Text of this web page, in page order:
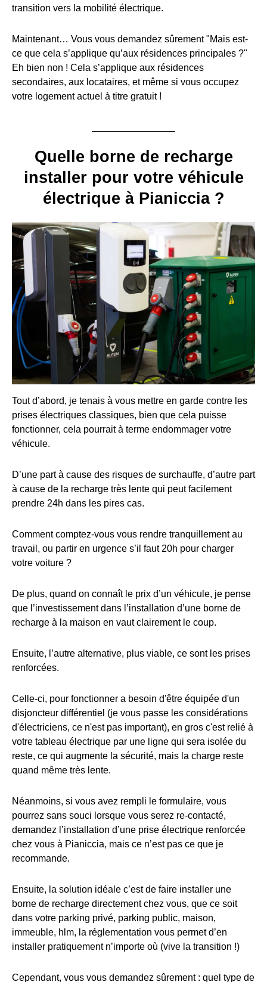
transition vers la mobilité électrique.
Maintenant… Vous vous demandez sûrement "Mais est-
ce que cela s’applique qu’aux résidences principales ?"
Eh bien non ! Cela s’applique aux résidences
secondaires, aux locataires, et même si vous occupez
votre logement actuel à titre gratuit !
Quelle borne de recharge
installer pour votre véhicule
électrique à Pianiccia ?
Tout d’abord, je tenais à vous mettre en garde contre les
prises électriques classiques, bien que cela puisse
fonctionner, cela pourrait à terme endommager votre
véhicule.
D’une part à cause des risques de surchauffe, d’autre part
à cause de la recharge très lente qui peut facilement
prendre 24h dans les pires cas.
Comment comptez-vous vous rendre tranquillement au
travail, ou partir en urgence s’il faut 20h pour charger
votre voiture ?
De plus, quand on connaît le prix d’un véhicule, je pense
que l’investissement dans l’installation d’une borne de
recharge à la maison en vaut clairement le coup.
Ensuite, l’autre alternative, plus viable, ce sont les prises
renforcées.
Celle-ci, pour fonctionner a besoin d'être équipée d'un
disjoncteur différentiel (je vous passe les considérations
d'électriciens, ce n'est pas important), en gros c'est relié à
votre tableau électrique par une ligne qui sera isolée du
reste, ce qui augmente la sécurité, mais la charge reste
quand même très lente.
Néanmoins, si vous avez rempli le formulaire, vous
pourrez sans souci lorsque vous serez re-contacté,
demandez l’installation d’une prise électrique renforcée
chez vous à Pianiccia, mais ce n’est pas ce que je
recommande.
Ensuite, la solution idéale c’est de faire installer une
borne de recharge directement chez vous, que ce soit
dans votre parking privé, parking public, maison,
immeuble, hlm, la réglementation vous permet d’en
installer pratiquement n’importe où (vive la transition !)
Cependant, vous vous demandez sûrement : quel type de